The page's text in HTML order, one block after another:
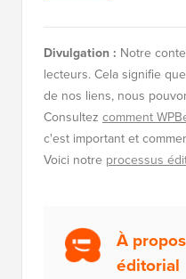
Divulgation : Notre
lecteurs. Cela signifie
de nos liens, nous
Consultez comment
c'est important et
Voici notre processus
À
éditorial